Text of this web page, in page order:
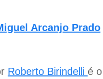
Arcanjo Prado
Roberto Birindelli é